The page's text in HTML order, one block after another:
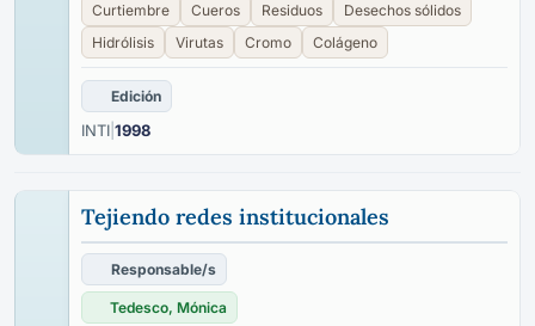
Curtiembre Cueros Residuos
Desechos sólidos
Hidrólisis
Virutas Cromo Colágeno
Edición
INTI 1998
Tejiendo redes institucionales
Responsable/s
Tedesco, Mónica